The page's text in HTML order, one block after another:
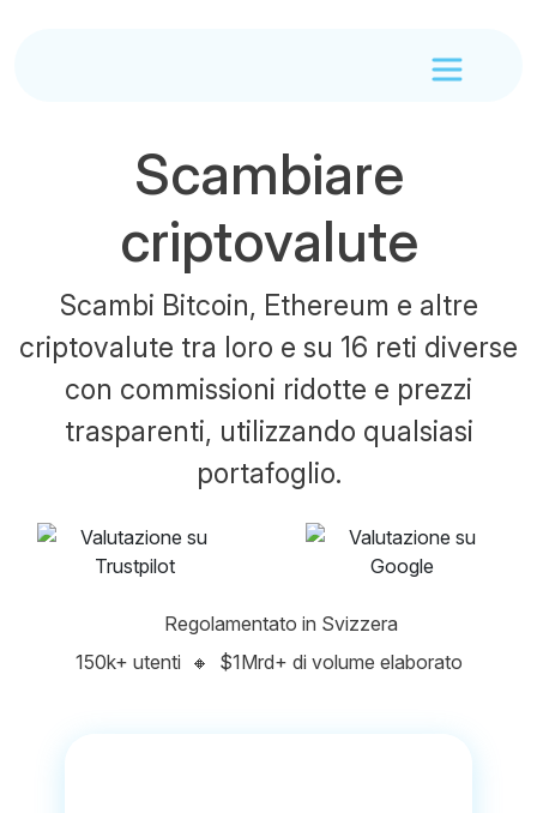
Scambiare
criptovalute
Scambi Bitcoin, Ethereum e altre
criptovalute tra loro e su 16 reti diverse
con commissioni ridotte e prezzi
trasparenti, utilizzando qualsiasi
portafoglio.
Regolamentato in Svizzera
150k+ utenti 🔸 $1Mrd+ di volume elaborato